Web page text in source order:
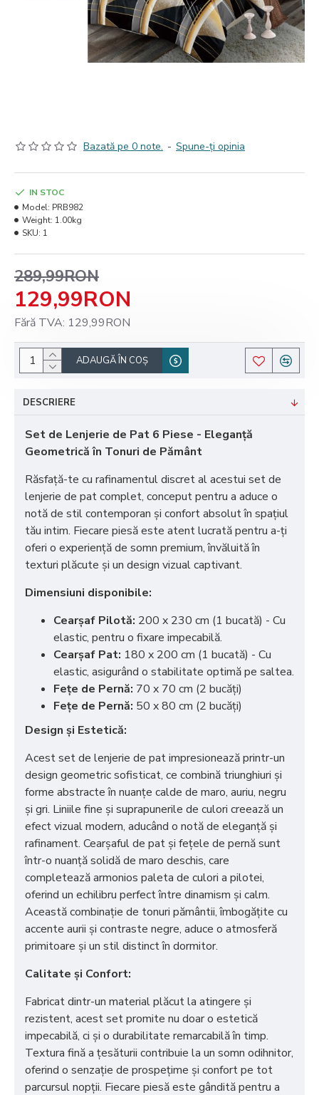
Bazată pe 0 note. - Spune-ţi opinia
129,99RON
289,99RON
Fără TVA: 129,99RON
IN STOC
Model: PRB982
Weight: 1.00kg
SKU: 1
ADAUGĂ ÎN COŞ
DESCRIERE
Set de Lenjerie de Pat 6 Piese - Eleganță
Geometrică în Tonuri de Pământ
Răsfață-te cu rafinamentul discret al acestui set de
lenjerie de pat complet, conceput pentru a aduce o
notă de stil contemporan și confort absolut în spațiul
tău intim. Fiecare piesă este atent lucrată pentru a-ți
oferi o experiență de somn premium, învăluită în
texturi plăcute și un design vizual captivant.
Dimensiuni disponibile:
Cearșaf Pilotă: 200 x 230 cm (1 bucată) - Cu
elastic, pentru o fixare impecabilă.
Cearșaf Pat: 180 x 200 cm (1 bucată) - Cu
elastic, asigurând o stabilitate optimă pe saltea.
Fețe de Pernă: 70 x 70 cm (2 bucăți)
Fețe de Pernă: 50 x 80 cm (2 bucăți)
Design și Estetică:
Acest set de lenjerie de pat impresionează printr-un
design geometric sofisticat, ce combină triunghiuri și
forme abstracte în nuanțe calde de maro, auriu, negru
și gri. Liniile fine și suprapunerile de culori creează un
efect vizual modern, aducând o notă de eleganță și
rafinament. Cearșaful de pat și fețele de pernă sunt
într-o nuanță solidă de maro deschis, care
completează armonios paleta de culori a pilotei,
oferind un echilibru perfect între dinamism și calm.
Această combinație de tonuri pământii, îmbogățite cu
accente aurii și contraste negre, aduce o atmosferă
primitoare și un stil distinct în dormitor.
Calitate și Confort:
Fabricat dintr-un material plăcut la atingere și
rezistent, acest set promite nu doar o estetică
impecabilă, ci și o durabilitate remarcabilă în timp.
Textura fină a țesăturii contribuie la un somn odihnitor,
oferind o senzație de prospețime și confort pe tot
parcursul nopții. Fiecare piesă este gândită pentru a